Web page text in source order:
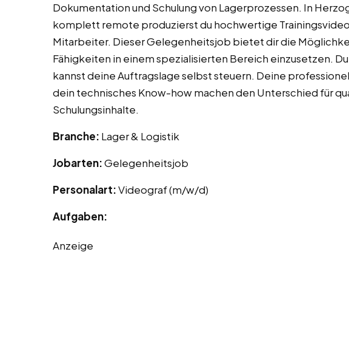
Dokumentation und Schulung von Lagerprozessen. In
komplett remote produzierst du hochwertige
Mitarbeiter. Dieser Gelegenheitsjob bietet dir die
Fähigkeiten in einem spezialisierten Bereich einzusetzen.
kannst deine Auftragslage selbst steuern. Deine
dein technisches Know-how machen den Unterschied für
Schulungsinhalte.
Branche: Lager & Logistik
Jobarten:Gelegenheitsjob
Personalart:Videograf (m/w/d)
Aufgaben:
Anzeige